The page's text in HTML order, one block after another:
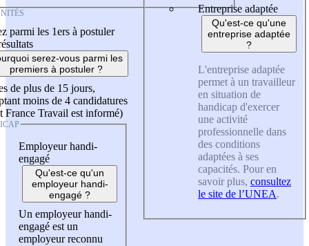
parmi les 1ers à postuler
serez-vous parmi les
premiers à postuler ?
de plus de 15 jours,
moins de 4 candidatures
France Travail est informé)
Employeur handi-
engagé
Qu'est-ce qu'un
employeur handi-
engagé ?
Un employeur handi-
engagé est un
employeur reconnu
Entreprise adaptée
Qu'est-ce qu'une
entreprise adaptée
?
L'entreprise adaptée
permet à un travailleur
en situation de
handicap d'exercer
une activité
professionnelle dans
des conditions
adaptées à ses
capacités. Pour en
savoir plus, consultez
le site de l’UNEA.